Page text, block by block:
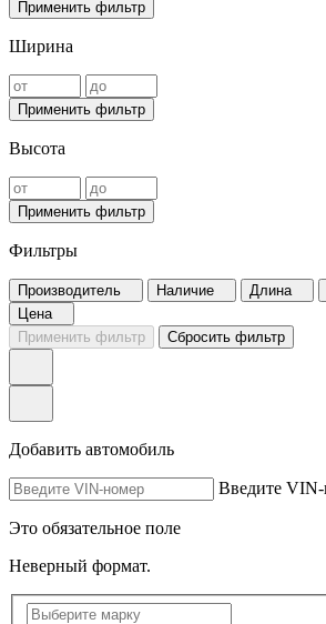
Применить фильтр
Ширина
Применить фильтр
Высота
Применить фильтр
Фильтры
Производитель Наличие Длина
Цена
Применить фильтр
Сбросить фильтр
Добавить автомобиль
Введите
Это обязательное поле
Неверный формат.